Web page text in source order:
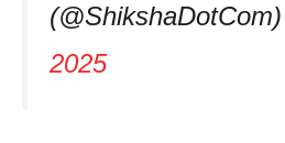
2025